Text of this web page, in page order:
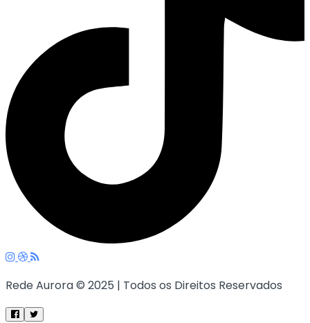
Rede Aurora © 2025 | Todos os Direitos Reservados